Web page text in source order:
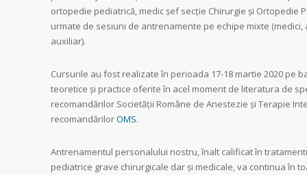
ortopedie pediatrică, medic șef secție Chirurgie și Ortopedie
urmate de sesiuni de antrenamente pe echipe mixte
auxiliar).
Cursurile au fost realizate în perioada 17-18 martie 2020 pe
teoretice și practice oferite în acel moment de literatura de
recomandărilor Societății Române de Anestezie și Terapie
recomandărilorOMS.
Antrenamentul personalului nostru, înalt calificat în
pediatrice grave chirurgicale dar și medicale, va continua în